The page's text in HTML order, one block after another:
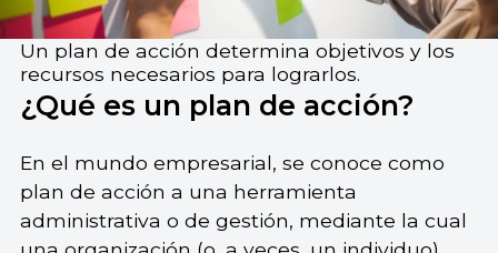
Un plan de acción determina objetivos y los
recursos necesarios para lograrlos.
¿Qué es un plan de acción?
En el mundo empresarial, se conoce como
plan de acción a una herramienta
administrativa o de gestión, mediante la cual